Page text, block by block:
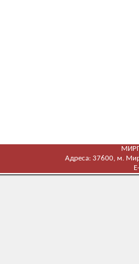
Адреса: 37600, м.